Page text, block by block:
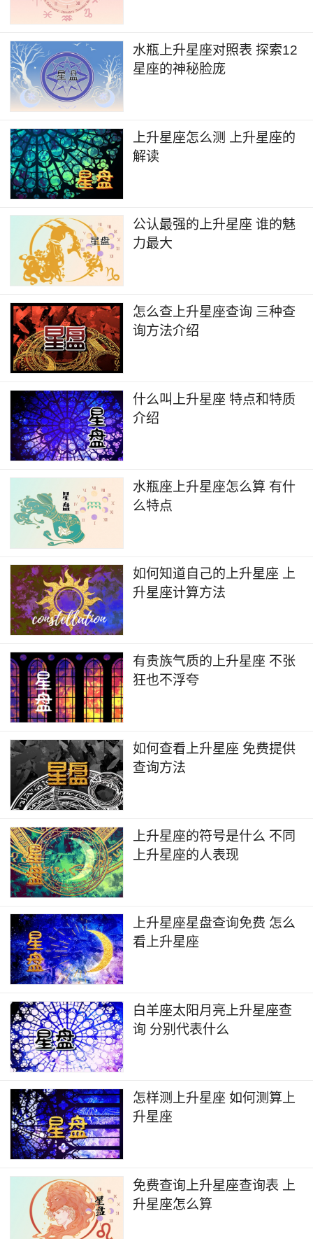
水瓶上升星座对照表 探索12
星座的神秘脸庞
上升星座怎么测 上升星座的
解读
公认最强的上升星座 谁的魅
力最大
怎么查上升星座查询 三种查
询方法介绍
什么叫上升星座 特点和特质
介绍
水瓶座上升星座怎么算 有什
么特点
如何知道自己的上升星座 上
升星座计算方法
有贵族气质的上升星座 不张
狂也不浮夸
如何查看上升星座 免费提供
查询方法
上升星座的符号是什么 不同
上升星座的人表现
上升星座星盘查询免费 怎么
看上升星座
白羊座太阳月亮上升星座查
询 分别代表什么
怎样测上升星座 如何测算上
升星座
免费查询上升星座查询表 上
升星座怎么算